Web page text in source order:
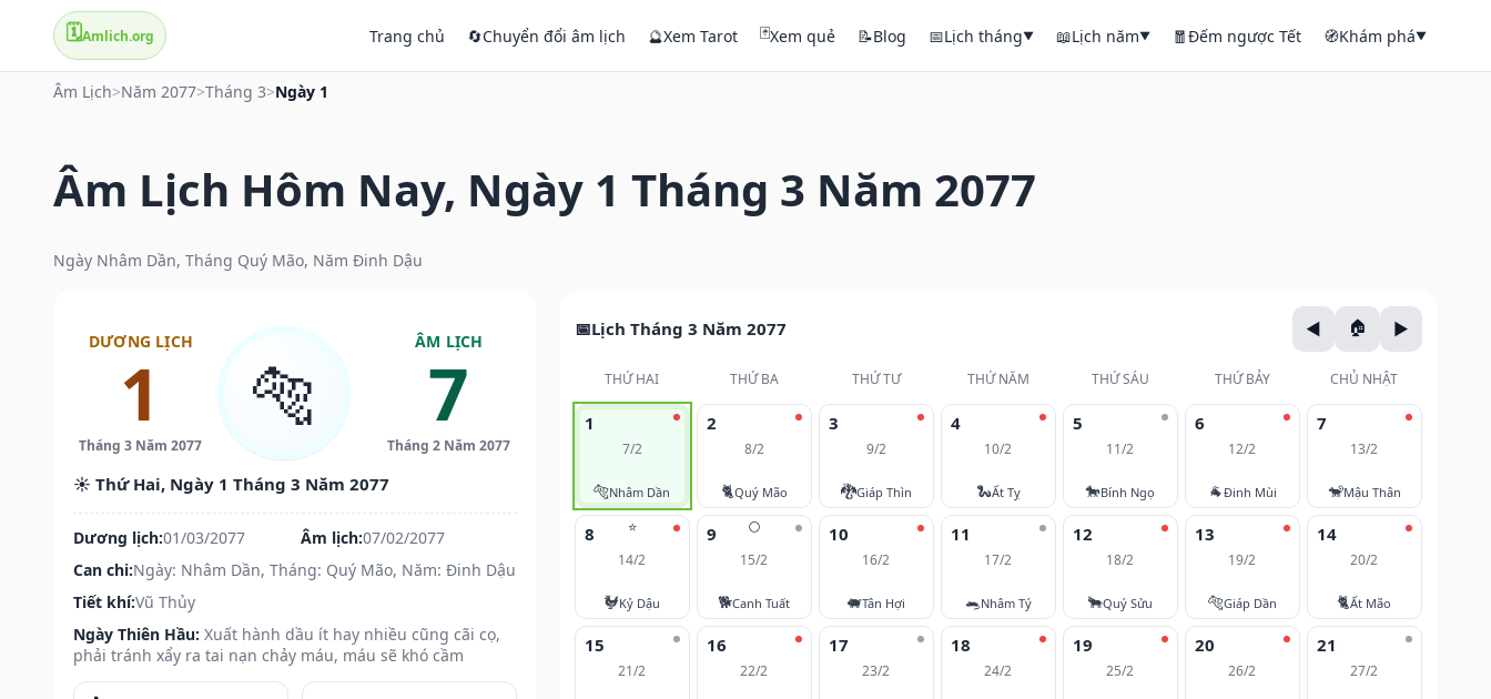
🗓️Amlich.org Trang chủ 🔄Chuyển đổi âm lịch 🔮Xem Tarot 🃏Xem quẻ 📝Blog 📅Lịch tháng▼ 📖Lịch năm▼ 🧧Đếm ngược Tết 🧭Khám phá▼
Âm Lịch>Năm 2077>Tháng 3>Ngày 1
Âm Lịch Hôm Nay, Ngày 1 Tháng 3 Năm 2077
Ngày Nhâm Dần, Tháng Quý Mão, Năm Đinh Dậu
DƯƠNG LỊCH
1
Tháng 3 Năm 2077
🐅
ÂM LỊCH
7
Tháng 2 Năm 2077
☀️ Thứ Hai, Ngày 1 Tháng 3 Năm 2077
Dương lịch:01/03/2077 Âm lịch:07/02/2077
Can chi:Ngày: Nhâm Dần, Tháng: Quý Mão, Năm: Đinh Dậu
Tiết khí:Vũ Thủy
Ngày Thiên Hầu: Xuất hành dầu ít hay nhiều cũng cãi cọ,
phải tránh xẩy ra tai nạn chảy máu, máu sẽ khó cầm
Lịch Tháng 3 Năm 2077
THỨ HAI THỨ BA THỨ TƯ THỨ NĂM THỨ SÁU THỨ BẢY CHỦ NHẬT
1
7/2
🐅Nhâm Dần
2
8/2
🐈Quý Mão
3
9/2
🐉Giáp Thìn
4
10/2
🐍Ất Tỵ
5
11/2
🐎Bính Ngọ
6
12/2
🐐Đinh Mùi
7
13/2
🐒Mậu Thân
⭐
8
14/2
🐓Kỷ Dậu
🌕
9
15/2
🐕Canh Tuất
10
16/2
🐖Tân Hợi
11
17/2
🐀Nhâm Tý
12
18/2
🐂Quý Sửu
13
19/2
🐅Giáp Dần
14
20/2
🐈Ất Mão
15
21/2
16
22/2
17
23/2
18
24/2
19
25/2
20
26/2
21
27/2